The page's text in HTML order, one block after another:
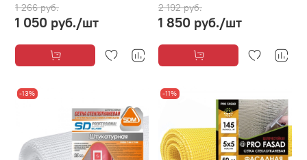
1 266 руб.
1 050 руб./шт
2 192 руб.
1 850 руб./шт
-13% -11%